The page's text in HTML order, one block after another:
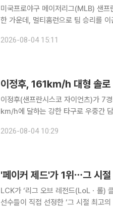
미국프로야구 메이저리그(MLB) 샌
한 가운데, 멀티홈런으로 팀 승리를
2026-08-04 15:11
이정후, 161㎞/h 대형 솔로
이정후(샌프란시스코 자이언츠)가 7
㎞/h에 달하는 강한 타구로 우중간 담장을
(MLB) 텍사스 레인저스와의 원정 경
2026-08-04 10:29
'페이커 제드'가 1위⋯그 시
LCK가 ‘리그 오브 레전드(LoLㆍ롤)
선수들이 직접 선정한 ‘그 시절 최고의 롤 명장면